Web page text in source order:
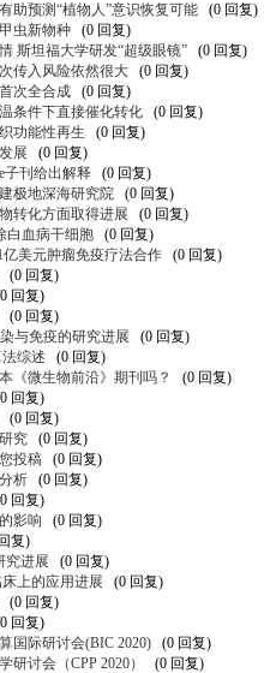
助预测“植物人”意识恢复可能
(0 回复)
虫新物种
(0 回复)
斯坦福大学研发“超级眼镜”
(0 回复)
传入风险依然很大
(0 回复)
次全合成
(0 回复)
条件下直接催化转化
(0 回复)
功能性再生
(0 回复)
展
(0 回复)
子刊给出解释
(0 回复)
极地深海研究院
(0 回复)
转化方面取得进展
(0 回复)
白血病干细胞
(0 回复)
美元肿瘤免疫疗法合作
(0 回复)
(0 回复)
回复)
(0 回复)
与免疫的研究进展
(0 回复)
综述
(0 回复)
《微生物前沿》期刊吗？
(0 回复)
回复)
(0 回复)
究
(0 回复)
投稿
(0 回复)
析
(0 回复)
回复)
影响
(0 回复)
复)
究进展
(0 回复)
上的应用进展
(0 回复)
(0 回复)
回复)
国际研讨会(BIC 2020)
(0 回复)
讨会（CPP 2020）
(0 回复)